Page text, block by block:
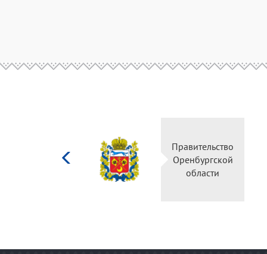
Правительство
Оренбургской
области